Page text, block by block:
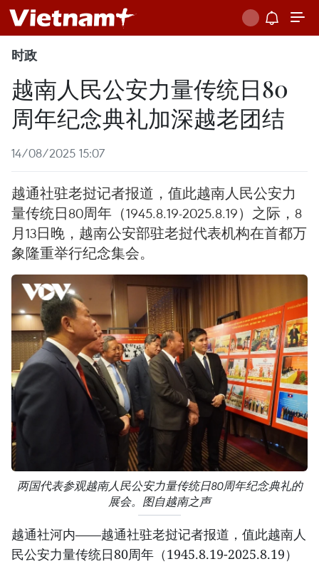
时政
越南人民公安力量传统日80
周年纪念典礼加深越老团结
14/08/2025 15:07
越通社驻老挝记者报道，值此越南人民公安力
量传统日80周年（1945.8.19-2025.8.19）之际，8
月13日晚，越南公安部驻老挝代表机构在首都万
象隆重举行纪念集会。
两国代表参观越南人民公安力量传统日80周年纪念典礼的
展会。图自越南之声
越通社河内——越通社驻老挝记者报道，值此越南人
民公安力量传统日80周年（1945.8.19-2025.8.19）